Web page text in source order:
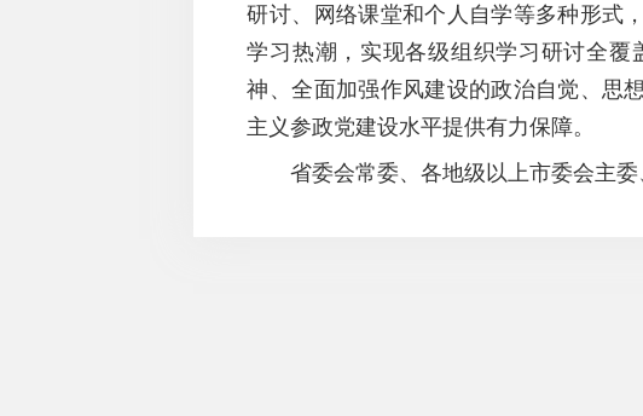
研讨、网络课堂和个人自学等多种形式
学习热潮，实现各级组织学习研讨全
神、全面加强作风建设的政治自觉、思
主义参政党建设水平提供有力保障。
省委会常委、各地级以上市委会主